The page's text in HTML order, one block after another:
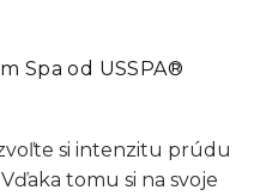
Spa od USSPA®
si intenzitu prúdu
tomu si na svoje